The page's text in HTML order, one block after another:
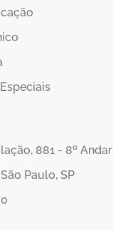
881 - 8º Andar
Paulo, SP